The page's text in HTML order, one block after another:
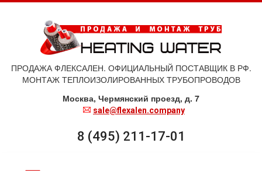
ПРОДАЖА ФЛЕКСАЛЕН. ОФИЦИАЛЬНЫЙ ПОСТАВЩИК В РФ.
МОНТАЖ ТЕПЛОИЗОЛИРОВАННЫХ ТРУБОПРОВОДОВ
Москва, Чермянский проезд, д. 7
sale@flexalen.company
8 (495) 211-17-01